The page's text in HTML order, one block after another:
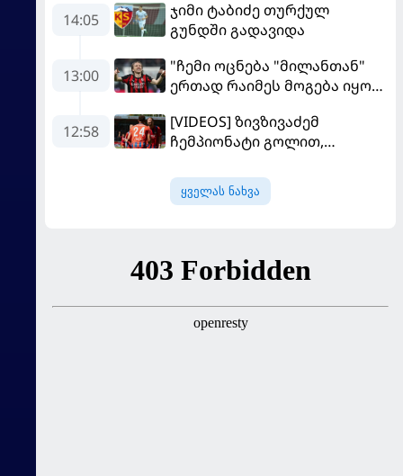
14:05
ჯიმი ტაბიძე თურქულ
გუნდში გადავიდა
13:00
"ჩემი ოცნება "მილანთან"
ერთად რაიმეს მოგება იყო" -
თავის მისიაზე ისაუბრა
12:58
[VIDEOS] ზივზივაძემ
ჩემპიონატი გოლით,
გამარჯვებით დაიწყო
ყველას ნახვა